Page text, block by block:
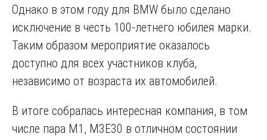
Однако в этом году для BMW было сделано
исключение в честь 100-летнего юбилея марки.
Таким образом мероприятие оказалось
доступно для всех участников клуба,
независимо от возраста их автомобилей.
В итоге собралась интересная компания, в том
числе пара M1, M3E30 в отличном состоянии